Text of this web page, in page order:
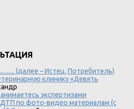
(далее – Истец, Потребитель)
клинику «Девять
экспертизами
по фото-видео материалам (с